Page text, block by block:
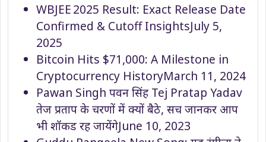
WBJEE 2025 Result: Exact Release Date
Confirmed & Cutoff InsightsJuly 5,
2025
Bitcoin Hits $71,000: A Milestone in
Cryptocurrency HistoryMarch 11, 2024
Pawan Singh पवन सिंह Tej Pratap Yadav
तेज प्रताप के चरणों में क्यों बैठे, सच जानकर आप
भी शॉकड रह जायेंगेJune 10, 2023